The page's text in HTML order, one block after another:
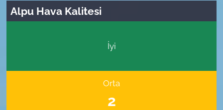
Alpu Hava Kalitesi
İyi
Orta
2